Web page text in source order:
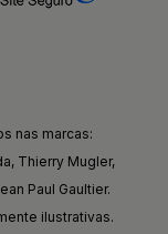
nas marcas:
Thierry Mugler,
Paul Gaultier.
ilustrativas.